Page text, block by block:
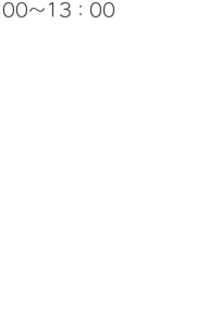
00～13：00